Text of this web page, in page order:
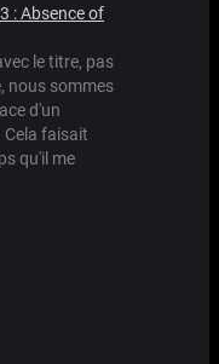
: Absence of
le titre, pas
nous sommes
d'un
Cela faisait
qu'il me